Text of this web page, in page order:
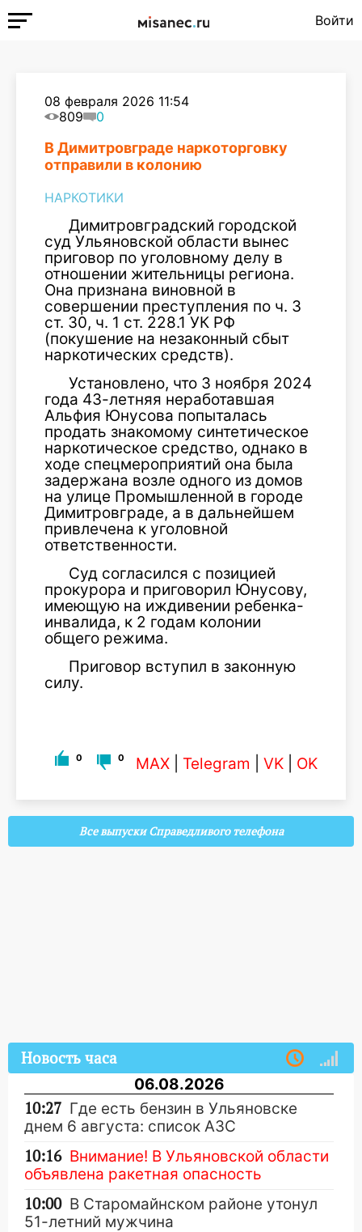
Войти
08 февраля 2026 11:54
809
0
В Димитровграде наркоторговку
отправили в колонию
НАРКОТИКИ
Димитровградский городской
суд Ульяновской области вынес
приговор по уголовному делу в
отношении жительницы региона.
Она признана виновной в
совершении преступления по ч. 3
ст. 30, ч. 1 ст. 228.1 УК РФ
(покушение на незаконный сбыт
наркотических средств).
Установлено, что 3 ноября 2024
года 43-летняя неработавшая
Альфия Юнусова попыталась
продать знакомому синтетическое
наркотическое средство, однако в
ходе спецмероприятий она была
задержана возле одного из домов
на улице Промышленной в городе
Димитровграде, а в дальнейшем
привлечена к уголовной
ответственности.
Суд согласился с позицией
прокурора и приговорил Юнусову,
имеющую на иждивении ребенка-
инвалида, к 2 годам колонии
общего режима.
Приговор вступил в законную
силу.
0 0 MAX Telegram VK OK
Все выпуски Справедливого телефона
Новость часа
06.08.2026
10:27 Где есть бензин в Ульяновске
днем 6 августа: список АЗС
10:16 Внимание! В Ульяновской области
объявлена ракетная опасность
10:00 В Старомайнском районе утонул
51-летний мужчина